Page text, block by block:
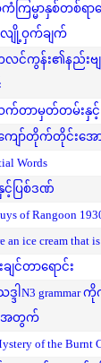
ာ့ကံကြမ္မာနှစ်တစ်ရ
လျို့ဝှက်ချက်
င်ကွန်း၏နည်းဗျူ
တာမှတ်တမ်းနှင့် အ
ျော်တိုက်တိုင်းအော
Words
င့်ပြစ်ဒဏ်
of Rangoon
an ice cream that
ချင်တာရောင်း
ဒ္ဒါN3
အတွက်
of the Burnt